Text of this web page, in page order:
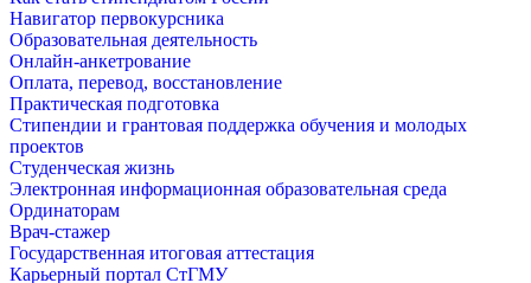
Навигатор первокурсника
Образовательная деятельность
Онлайн-анкетрование
Оплата, перевод, восстановление
Практическая подготовка
Стипендии и грантовая поддержка обучения и молодых
проектов
Студенческая жизнь
Электронная информационная образовательная среда
Ординаторам
Врач-стажер
Государственная итоговая аттестация
Карьерный портал СтГМУ